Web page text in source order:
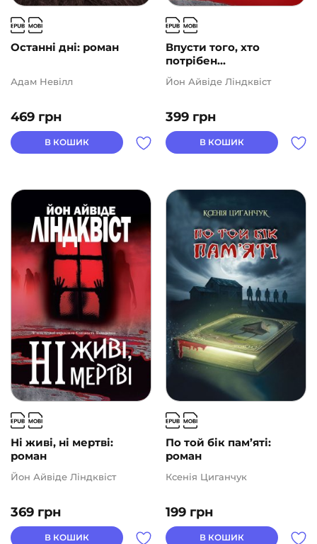
Останні дні: роман
469 грн
Адам Невілл
В КОШИК
Впусти того, хто
потрібен...
399 грн
Йон Айвіде Ліндквіст
В КОШИК
Ні живі, ні мертві:
роман
369 грн
Йон Айвіде Ліндквіст
В КОШИК
По той бік пам’яті:
роман
199 грн
Ксенія Циганчук
В КОШИК